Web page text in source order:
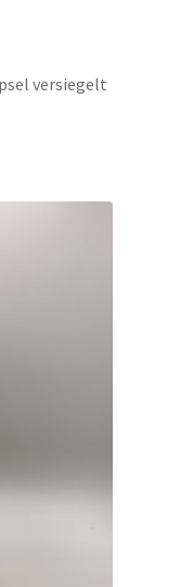
versiegelt